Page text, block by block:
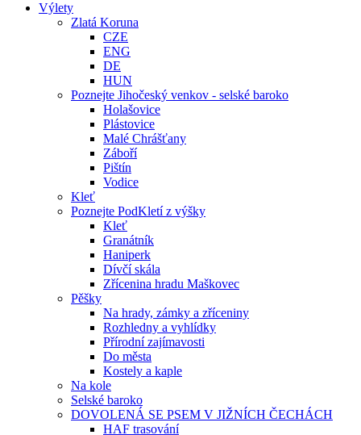
Výlety
Zlatá Koruna
CZE
ENG
DE
HUN
Poznejte Jihočeský venkov - selské baroko
Holašovice
Plástovice
Malé Chrášťany
Záboří
Pištín
Vodice
Kleť
Poznejte PodKletí z výšky
Kleť
Granátník
Haniperk
Dívčí skála
Zřícenina hradu Maškovec
Pěšky
Na hrady, zámky a zříceniny
Rozhledny a vyhlídky
Přírodní zajímavosti
Do města
Kostely a kaple
Na kole
Selské baroko
DOVOLENÁ SE PSEM V JIŽNÍCH ČECHÁCH
HAF trasování